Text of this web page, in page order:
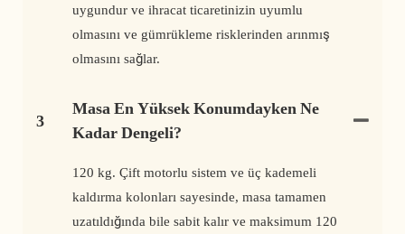
uygundur ve ihracat ticaretinizin uyumlu
olmasını ve gümrükleme risklerinden arınmış
olmasını sağlar.
3
Masa En Yüksek Konumdayken Ne
Kadar Dengeli?
120 kg. Çift motorlu sistem ve üç kademeli
kaldırma kolonları sayesinde, masa tamamen
uzatıldığında bile sabit kalır ve maksimum 120